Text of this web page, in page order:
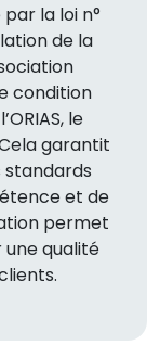
la loi n°
de la
condition
le
garantit
et de
permet
une qualité